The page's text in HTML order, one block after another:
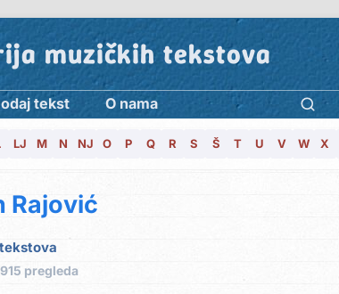
muzičkih tekstova
tekst O nama
LJ M N NJ O P Q R S Š T U V W X
Rajović
pregleda